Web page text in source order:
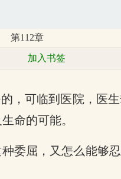
第112章
加入书签
，可临到医院，医
命的可能。
委屈，又怎么能够